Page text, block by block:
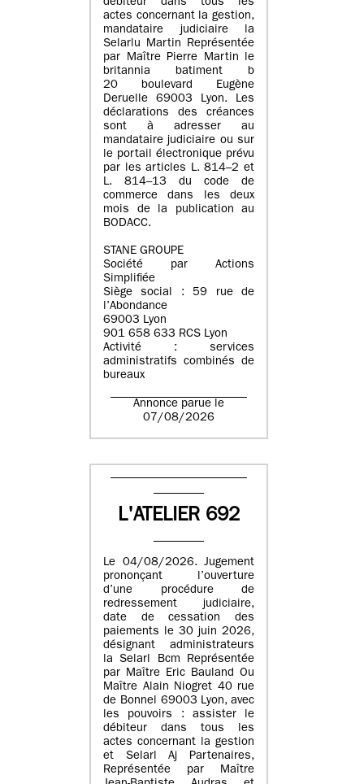
débiteur dans tous les
actes concernant la gestion,
mandataire judiciaire la
Selarlu Martin Représentée
par Maître Pierre Martin le
britannia batiment b
20 boulevard Eugène
Deruelle 69003 Lyon. Les
déclarations des créances
sont à adresser au
mandataire judiciaire ou sur
le portail électronique prévu
par les articles L. 814–2 et
L. 814–13 du code de
commerce dans les deux
mois de la publication au
BODACC.
STANE GROUPE
Société par Actions
Simplifiée
Siège social : 59 rue de
l’Abondance
69003 Lyon
901 658 633 RCS Lyon
Activité : services
administratifs combinés de
bureaux
Annonce parue le
07/08/2026
L'ATELIER 692
Le 04/08/2026. Jugement
prononçant l’ouverture
d’une procédure de
redressement judiciaire,
date de cessation des
paiements le 30 juin 2026,
désignant administrateurs
la Selarl Bcm Représentée
par Maître Eric Bauland Ou
Maître Alain Niogret 40 rue
de Bonnel 69003 Lyon, avec
les pouvoirs : assister le
débiteur dans tous les
actes concernant la gestion
et Selarl Aj Partenaires,
Représentée par Maître